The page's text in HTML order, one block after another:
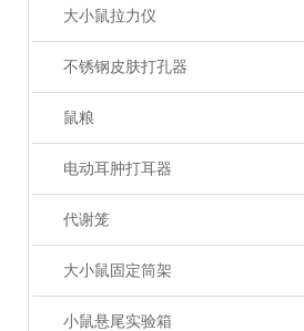
大小鼠拉力仪
不锈钢皮肤打孔器
鼠粮
电动耳肿打耳器
代谢笼
大小鼠固定筒架
小鼠悬尾实验箱